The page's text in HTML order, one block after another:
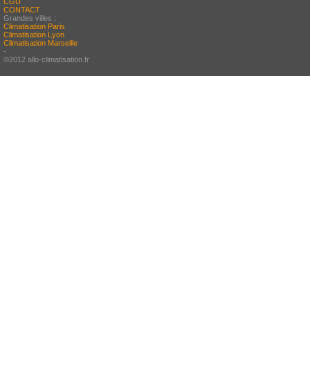
CONTACT
Grandes villes :
Climatisation Paris
Climatisation Lyon
Climatisation Marseille
-
©2012 allo-climatisation.fr